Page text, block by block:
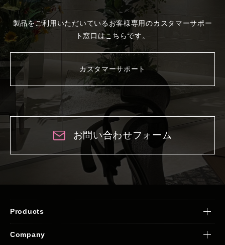
製品をご利用いただいているお客様専用のカスタマーサポー
ト窓口はこちらです。
カスタマーサポート
お問い合わせフォーム
Products
Company